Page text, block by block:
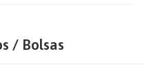
/ Bolsas